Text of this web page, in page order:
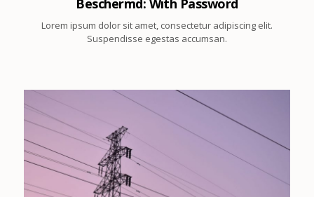
Beschermd: With Password
Lorem ipsum dolor sit amet, consectetur adipiscing elit.
Suspendisse egestas accumsan.